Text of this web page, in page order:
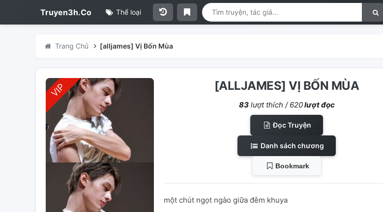
Truyen3h.Co Thể loại
Trang Chủ [alljames] Vị Bốn Mùa
[ALLJAMES] VỊ BỐN MÙA
83lượt thích / 620lượt đọc
Đọc Truyện
Danh sách chương
Bookmark
một chút ngọt ngào giữa đêm khuya